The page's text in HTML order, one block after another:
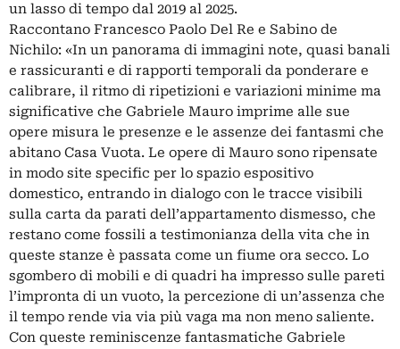
un lasso di tempo dal 2019 al 2025.
Raccontano Francesco Paolo Del Re e Sabino de
Nichilo: «In un panorama di immagini note, quasi banali
e rassicuranti e di rapporti temporali da ponderare e
calibrare, il ritmo di ripetizioni e variazioni minime ma
significative che Gabriele Mauro imprime alle sue
opere misura le presenze e le assenze dei fantasmi che
abitano Casa Vuota. Le opere di Mauro sono ripensate
in modo site specific per lo spazio espositivo
domestico, entrando in dialogo con le tracce visibili
sulla carta da parati dell’appartamento dismesso, che
restano come fossili a testimonianza della vita che in
queste stanze è passata come un fiume ora secco. Lo
sgombero di mobili e di quadri ha impresso sulle pareti
l’impronta di un vuoto, la percezione di un’assenza che
il tempo rende via via più vaga ma non meno saliente.
Con queste reminiscenze fantasmatiche Gabriele